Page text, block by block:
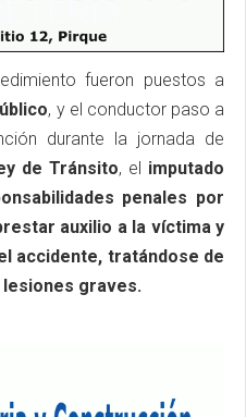
fueron puestos a
, y el conductor paso a
durante la jornada de
de Tránsito, el imputado
penales por
auxilio a la víctima y
accidente, tratándose de
lesiones graves.